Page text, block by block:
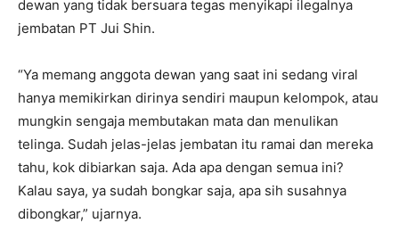
dewan yang tidak bersuara tegas menyikapi ilegalnya
jembatan PT Jui Shin.
“Ya memang anggota dewan yang saat ini sedang viral
hanya memikirkan dirinya sendiri maupun kelompok, atau
mungkin sengaja membutakan mata dan menulikan
telinga. Sudah jelas-jelas jembatan itu ramai dan mereka
tahu, kok dibiarkan saja. Ada apa dengan semua ini?
Kalau saya, ya sudah bongkar saja, apa sih susahnya
dibongkar,” ujarnya.